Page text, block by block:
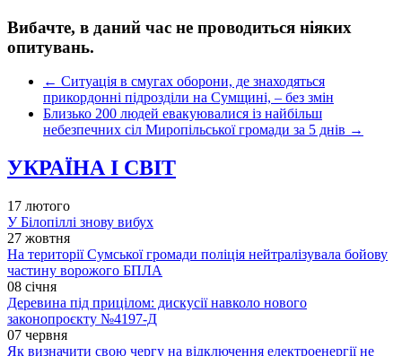
Вибачте, в даний час не проводиться ніяких
опитувань.
← Ситуація в смугах оборони, де знаходяться
прикордонні підрозділи на Сумщині, – без змін
Близько 200 людей евакуювалися із найбільш
небезпечних сіл Миропільської громади за 5 днів →
УКРАЇНА І СВІТ
17 лютого
У Білопіллі знову вибух
27 жовтня
На території Сумської громади поліція нейтралізувала бойову
частину ворожого БПЛА
08 січня
Деревина під прицілом: дискусії навколо нового
законопроєкту №4197-Д
07 червня
Як визначити свою чергу на відключення електроенергії не